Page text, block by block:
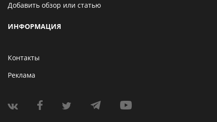
Добавить обзор или статью
ИНФОРМАЦИЯ
Контакты
Реклама